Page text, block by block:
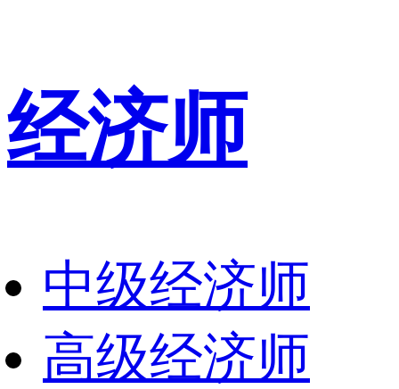
经济师
中级经济师
高级经济师